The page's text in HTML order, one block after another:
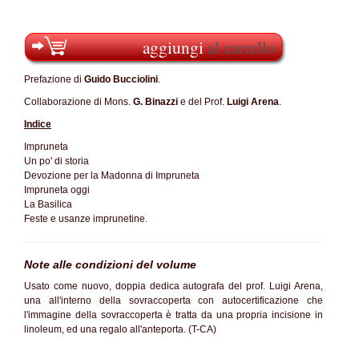
aggiungial carrello
Prefazione di Guido Bucciolini.
Collaborazione di Mons. G. Binazzi e del Prof. Luigi Arena.
Indice
Impruneta
Un po' di storia
Devozione per la Madonna di Impruneta
Impruneta oggi
La Basilica
Feste e usanze imprunetine.
Note alle condizioni del volume
Usato come nuovo, doppia dedica autografa del prof. Luigi Arena,
una all'interno della sovraccoperta con autocertificazione che
l'immagine della sovraccoperta è tratta da una propria incisione in
linoleum, ed una regalo all'anteporta. (T-CA)